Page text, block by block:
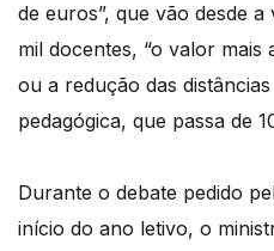
de euros”, que vão desde
mil docentes, “o valor mais
ou a redução das
pedagógica, que passa de
Durante o debate pedido
início do ano letivo, o